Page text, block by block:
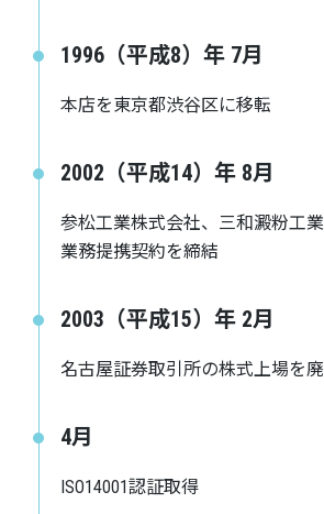
1996（平成8）年 7月
本店を東京都渋谷区に移転
2002（平成14）年 8月
参松工業株式会社、三和澱粉工
業務提携契約を締結
2003（平成15）年 2月
名古屋証券取引所の株式上場を
4月
ISO14001認証取得